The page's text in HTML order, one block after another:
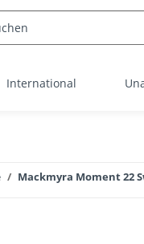
International
Mackmyra Moment 22